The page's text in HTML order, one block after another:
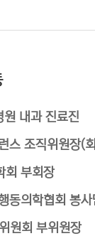
원 내과 진료진
스 조직위원장(
회 부회장
동의학협회 봉사
원회 부위원장